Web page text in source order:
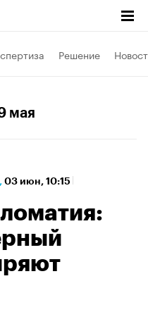
Решение
мая
, 03 июн, 10:15